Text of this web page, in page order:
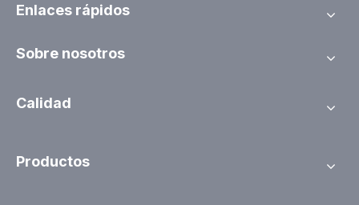
Enlaces rápidos
Sobre nosotros
Calidad
Productos